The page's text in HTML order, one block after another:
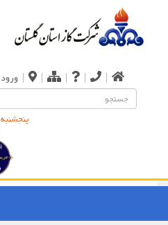
|
|
|
|
| ورود
پنجشنبه 15 مرداد 1405